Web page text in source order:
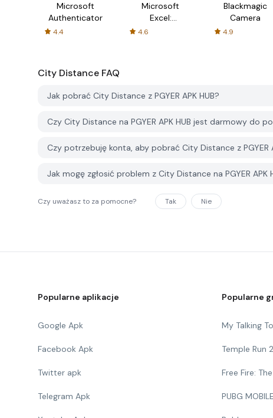
Microsoft
Authenticator
4.4
Microsoft
Excel:
Spreadsheets
4.6
Blackmagic
Camera
4.9
City Distance FAQ
Jak pobrać City Distance z PGYER APK HUB?
Czy City Distance na PGYER APK HUB jest darmowy do
Czy potrzebuję konta, aby pobrać City Distance z PGYER
Jak mogę zgłosić problem z City Distance na PGYER APK
Czy uważasz to za pomocne? Tak Nie
Popularne aplikacje
Google Apk
Facebook Apk
Twitter apk
Telegram Apk
Popularne
My Talking
Temple Run 2
Free Fire:
PUBG MOBILE